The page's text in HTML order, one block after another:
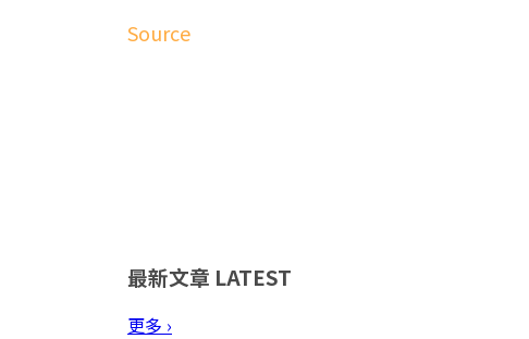
Source
最新文章 LATEST
更多 ›